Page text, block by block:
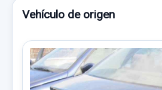
Vehículo de origen